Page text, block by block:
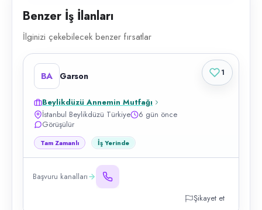
Benzer İş İlanları
İlginizi çekebilecek benzer fırsatlar
BA Garson
Beylikdüzü Annemin Mutfağı
İstanbul Beylikdüzü Türkiye
6 gün önce
Görüşülür
Tam Zamanlı İş Yerinde
Başvuru kanalları
Şikayet et
1